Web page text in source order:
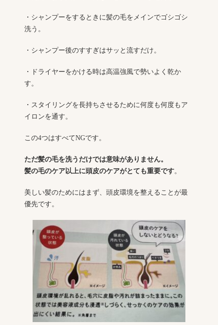
・シャンプーをするときに髪の毛をメインでゴシゴシ
洗う。
・シャンプー後のすすぎはサッと流すだけ。
・ドライヤーをかける時は高温強風で勢いよく乾か
す。
・スタイリングを長持ちさせるために何度も何度もア
イロンを通す。
この4つはすべてNGです。
ただ髪の毛を洗うだけでは意味がありません。
髪の毛のケア以上に頭皮のケアがとても重要です。
美しい髪のためにはまず、頭皮環境を整えることが最
優先です。